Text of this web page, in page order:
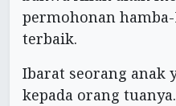
permohonan
terbaik.
Ibarat seorang anak
kepada orang